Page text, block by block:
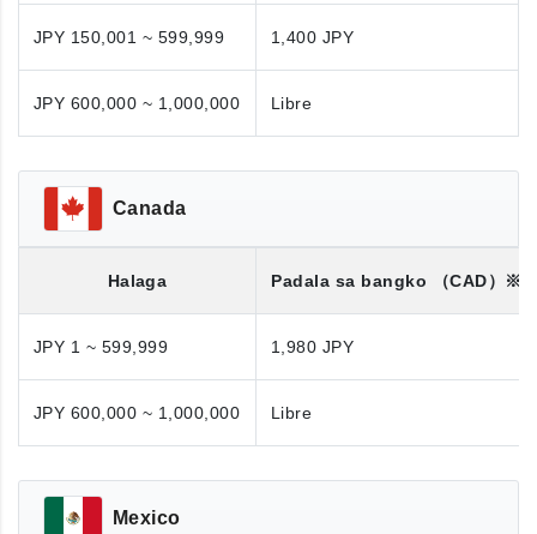
JPY 150,001 ~ 599,999 1,400 JPY
JPY 600,000 ~ 1,000,000 Libre
Canada
Halaga Padala sa bangko （CAD）※
JPY 1 ~ 599,999 1,980 JPY
JPY 600,000 ~ 1,000,000 Libre
Mexico